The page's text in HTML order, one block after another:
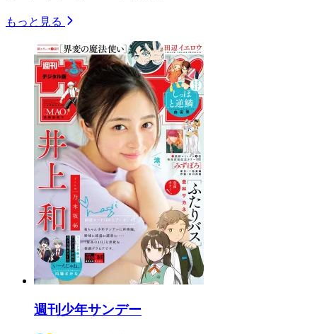
もっと見る
週刊少年サンデー